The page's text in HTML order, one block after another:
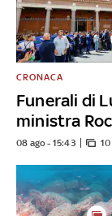
Funerali di
ministra
CRONACA
08 ago - 15:43